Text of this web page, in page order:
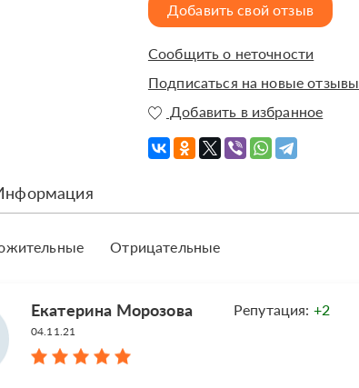
Добавить свой отзыв
Сообщить о неточности
Подписаться на новые отзывы
Добавить в избранное
Отрицательные
Екатерина Морозова Репутация: +2
04.11.21